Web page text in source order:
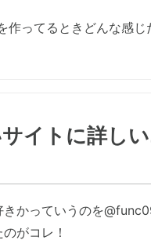
ってるときどんな感じ
イトに詳し
かっていうのを
がコレ！